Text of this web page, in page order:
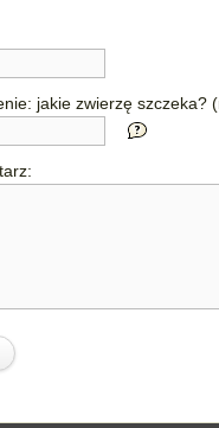
jakie zwierzę szczeka?